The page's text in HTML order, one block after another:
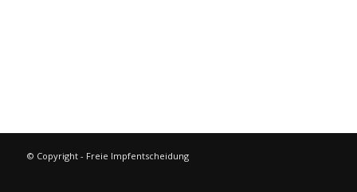
© Copyright - Freie Impfentscheidung